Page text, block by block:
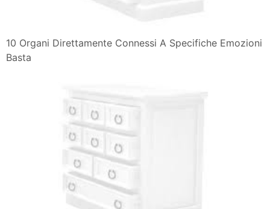
10 Organi Direttamente Connessi A Specifiche Emozioni
Basta